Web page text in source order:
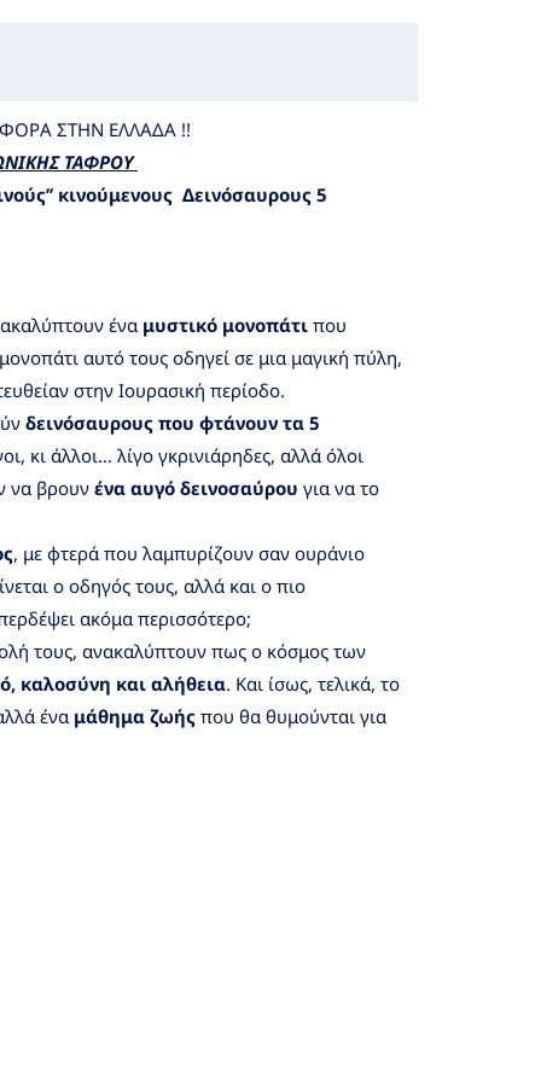
ΣΤΗΝ ΕΛΛΑΔΑ !!
ΤΑΦΡΟΥ
κινούμενους Δεινόσαυρους 5
ένα μυστικό μονοπάτι που
αυτό τους οδηγεί σε μια μαγική πύλη,
στην Ιουρασική περίοδο.
δεινόσαυρους που φτάνουν τα 5
κι άλλοι… λίγο γκρινιάρηδες, αλλά όλοι
να βρουν ένα αυγό δεινοσαύρου για να το
, με φτερά που λαμπυρίζουν σαν ουράνιο
ο οδηγός τους, αλλά και ο πιο
ακόμα περισσότερο;
τους, ανακαλύπτουν πως ο κόσμος των
καλοσύνη και αλήθεια. Και ίσως, τελικά, το
ένα μάθημα ζωής που θα θυμούνται για